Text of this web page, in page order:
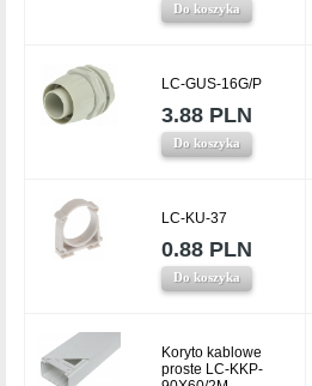
Do koszyka
LC-GUS-16G/P
3.88 PLN
Do koszyka
LC-KU-37
0.88 PLN
Do koszyka
Koryto kablowe
proste LC-KKP-